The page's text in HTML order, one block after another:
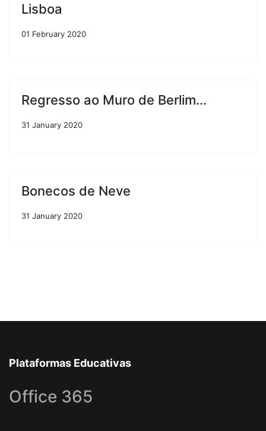
Lisboa
01 February 2020
Regresso ao Muro de Berlim...
31 January 2020
Bonecos de Neve
31 January 2020
Plataformas Educativas
Office 365